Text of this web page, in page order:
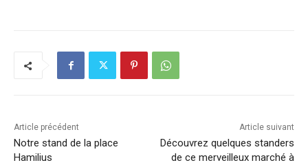
Article précédent
Notre stand de la place
Hamilius
Article suivant
Découvrez quelques standers
de ce merveilleux marché à